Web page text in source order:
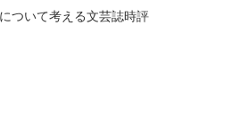
ついて考える文芸誌時評